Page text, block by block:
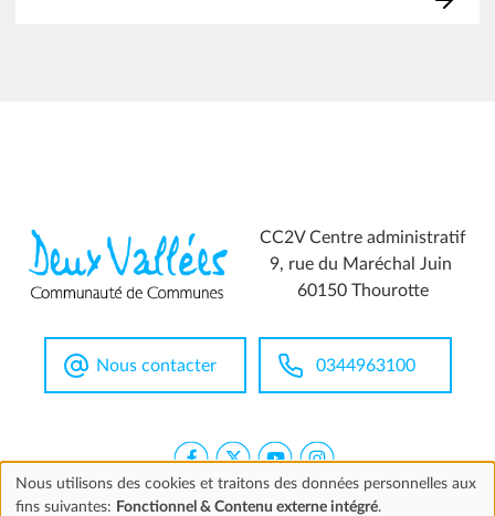
CC2V Centre administratif
9, rue du Maréchal Juin
60150 Thourotte
Nous contacter 0344963100
Nous utilisons des cookies et traitons des données personnelles aux
fins suivantes: Fonctionnel & Contenu externe intégré.